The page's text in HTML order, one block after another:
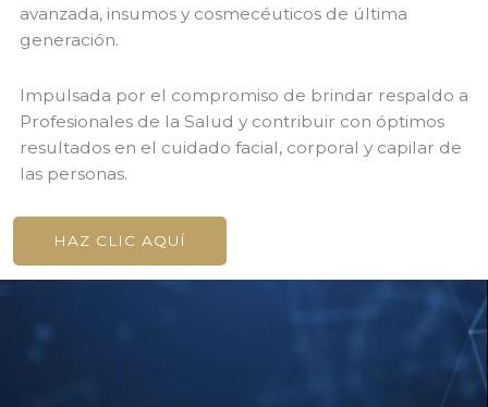
avanzada, insumos y cosmecéuticos de última
generación.
Impulsada por el compromiso de brindar respaldo a
Profesionales de la Salud y contribuir con óptimos
resultados en el cuidado facial, corporal y capilar de
las personas.
HAZ CLIC AQUÍ